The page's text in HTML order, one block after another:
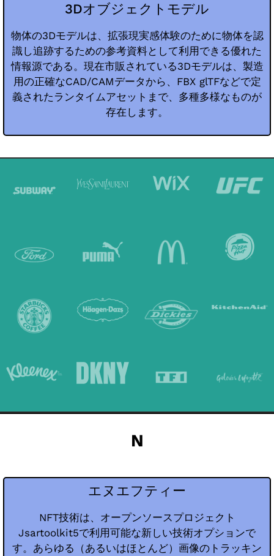
3Dオブジェクトモデル
物体の3Dモデルは、拡張現実感体験のために物体を認
識し追跡するための参考資料として利用できる優れた
情報源である。現在市販されている3Dモデルは、製造
用の正確なCAD/CAMデータから、FBX glTFなどで定
義されたランタイムアセットまで、多種多様なものが
存在します。
N
エヌエフティー
NFT技術は、オープンソースプロジェクト
Jsartoolkit5で利用可能な新しい技術オプションで
す。あらゆる（あるいはほとんど）画像のトラッキン